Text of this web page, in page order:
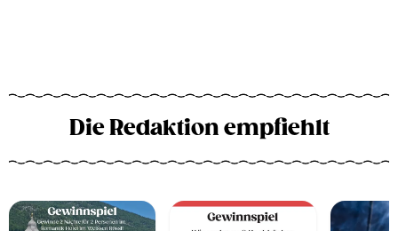
Die Redaktion empfiehlt